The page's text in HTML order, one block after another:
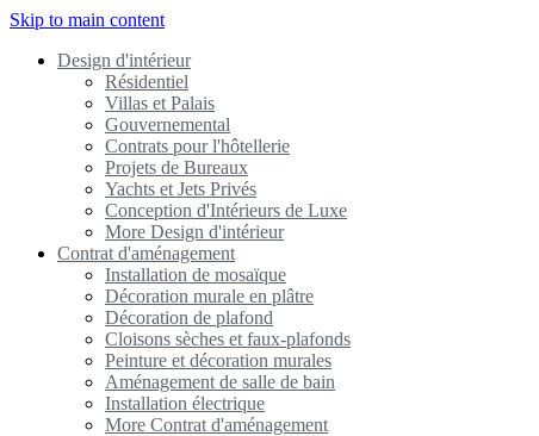
Skip to main content
Design d'intérieur
Résidentiel
Villas et Palais
Gouvernemental
Contrats pour l'hôtellerie
Projets de Bureaux
Yachts et Jets Privés
Conception d'Intérieurs de Luxe
More Design d'intérieur
Contrat d'aménagement
Installation de mosaïque
Décoration murale en plâtre
Décoration de plafond
Cloisons sèches et faux-plafonds
Peinture et décoration murales
Aménagement de salle de bain
Installation électrique
More Contrat d'aménagement